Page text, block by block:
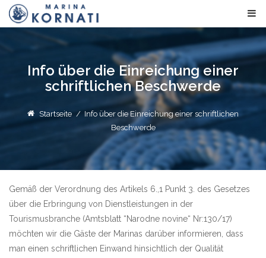
Info über die Einreichung einer
schriftlichen Beschwerde
Startseite / Info über die Einreichung einer schriftlichen
Beschwerde
Gemäß der Verordnung des Artikels 6.,1 Punkt 3. des Gesetzes
über die Erbringung von Dienstleistungen in der
Tourismusbranche (Amtsblatt “Narodne novine“ Nr:130/17)
möchten wir die Gäste der Marinas darüber informieren, dass
man einen schriftlichen Einwand hinsichtlich der Qualität